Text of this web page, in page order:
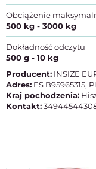
Obciążenie
500 kg - 3000 kg
Dokładność odczytu
500 g - 10 kg
Producent: INSIZE
Adres: ES B95965315,
Kraj pochodzenia:
Kontakt: